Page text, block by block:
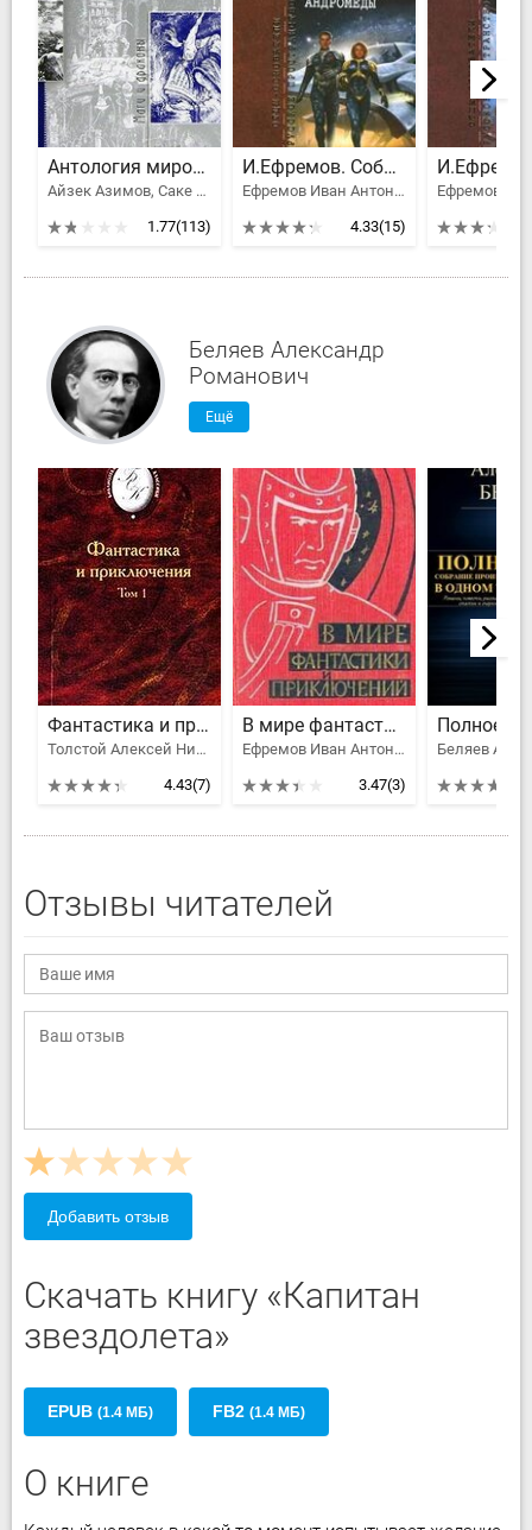
Антология мировой фантастики. Том 3. Волшебная страна
Айзек Азимов, Саке Комацу, Клайв Стейплз Льюис, Толстой Алексей Николаевич, Желязны Роджер Джозеф, Брэдбери Рэй Дуглас, Ефремов Иван Антонович, Гаррисон Гарри, Рей Жан, Гансовский Север Феликсович, Лейнстер Мюррей, Гамильтон Эдмонд Мур, Муркок Майкл Джон, Блох Роберт Альберт, Хаецкая Елена Владимировна, Лавкрафт Говард Филлипс, Конан Дойл Артур Игнатиус, Головачев Василий Васильевич, Орлов Алекс, Саймак Клиффорд Дональд, Говард Роберт Эдвин, Смит Джордж Генри, Андерсон Пол Уильям, Вэнс Джек Холбрук, Дивов Олег Игоревич, Трускиновская Далия Мейеровна, Кудрявцев Леонид Викторович, Биленкин Дмитрий Александрович, Вейнбаум Стенли, Олдисс Брайан Уилсон, Ван Вогт Альфред Элтон, Дель Рей Лестер, Клейн Жерар, Сильверберг Роберт, Калугин Алексей Александрович, Тургенев Иван Сергеевич, Говард Роберт Ирвин, Мэйчен Артур Ллевелин, Дик Филип Киндред, Саломатов Андрей Васильевич, Миллер-младший Уолтер Майкл
1.77(113)
И.Ефремов. Собрание сочинений в 4-х томах. т.1
Ефремов Иван Антонович
4.33(15)
Беляев Александр
Романович
Ещё
Фантастика и приключения. Том 1
Толстой Алексей Николаевич, Ефремов Иван Антонович, Беляев Александр Романович, Пикуль Валентин Саввич, Одоевский Владимир Федорович, Грин Александр Степанович, Валерий Брюсов, Толстой Алексей Константинович, Платонов Андрей Платонович, Чаянов Александр Васильевич, Козачинский Александр Владимирович
4.43(7)
В мире фантастики и приключений. Выпуск 1. 1959 г.
Ефремов Иван Антонович, Беляев Александр Романович, Рысс Евгений Самойлович, Мартынов Георгий Сергеевич, Томан Николай Владимирович, Рахманов Л.
3.47(3)
Отзывы читателей
Добавить отзыв
Скачать книгу «Капитан
звездолета»
EPUB (1.4 МБ) FB2 (1.4 МБ)
О книге